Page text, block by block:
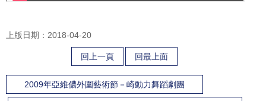
上版日期：2018-04-20
回上一頁 回最上面
2009年亞維儂外圍藝術節－崎動力舞蹈劇團